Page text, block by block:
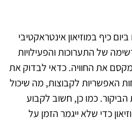
כיף במוזיאון אינטראקטיבי
של התערוכות והפעילויות
את החוויה. כדאי לבדוק את
האפשריות לקבוצות, מה שיכול
הביקור. כמו כן, חשוב לקבוע
כדי שלא ייגמר הזמן על